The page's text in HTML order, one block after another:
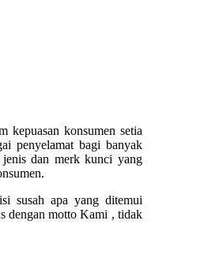
kepuasan konsumen setia
penyelamat bagi banyak
dan merk kunci yang
susah apa yang ditemui
dengan motto Kami , tidak